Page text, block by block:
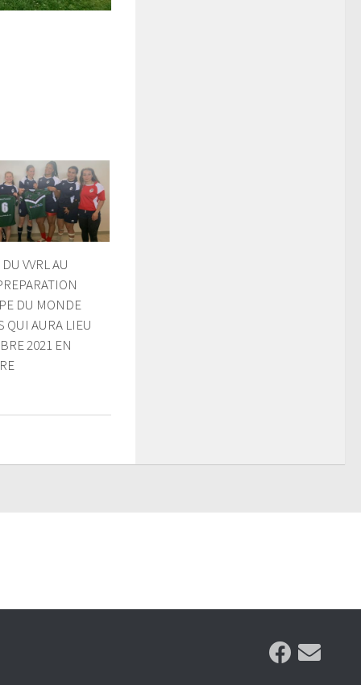
VVRL AU
DU MONDE
QUI AURA LIEU
2021 EN